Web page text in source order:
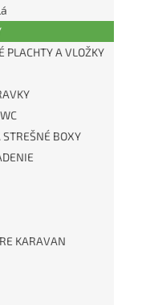
PLACHTY A VLOŽKY
STREŠNÉ BOXY
KARAVAN